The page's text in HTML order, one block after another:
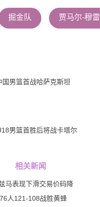
掘金队 贾马尔-穆雷
男篮首战哈萨克斯坦
男篮首胜后将战卡塔尔
相关新闻
马表现下滑交易价码降
人121-108战胜黄蜂